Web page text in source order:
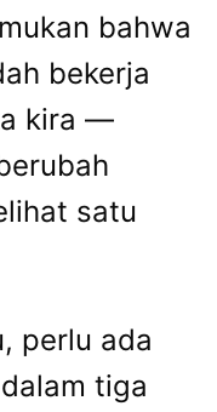
bahwa
bekerja
kira —
satu
perlu ada
tiga